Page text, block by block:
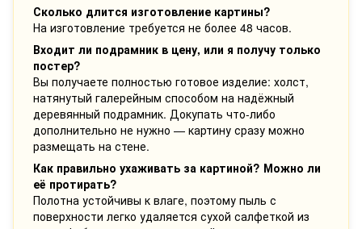
Сколько длится изготовление картины?
На изготовление требуется не более 48 часов.
Входит ли подрамник в цену, или я получу только
постер?
Вы получаете полностью готовое изделие: холст,
натянутый галерейным способом на надёжный
деревянный подрамник. Докупать что-либо
дополнительно не нужно — картину сразу можно
размещать на стене.
Как правильно ухаживать за картиной? Можно ли
её протирать?
Полотна устойчивы к влаге, поэтому пыль с
поверхности легко удаляется сухой салфеткой из